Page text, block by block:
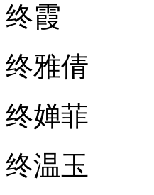
终霞
终雅倩
终婵菲
终温玉